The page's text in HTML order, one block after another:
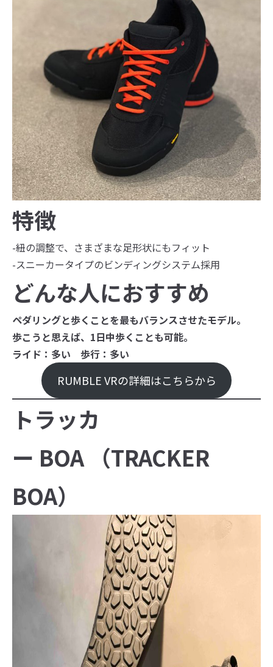
特徴
-紐の調整で、さまざまな足形状にもフィット
-スニーカータイプのビンディングシステム採用
どんな人におすすめ
ペダリングと歩くことを最もバランスさせたモデル。
歩こうと思えば、1日中歩くことも可能。
ライド：多い 歩行：多い
RUMBLE VRの詳細はこちらから
トラッカ
ー BOA （TRACKER
BOA）